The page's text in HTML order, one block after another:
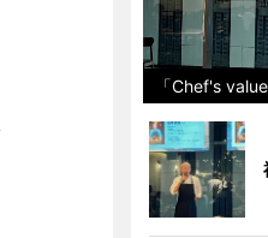
「Chef's